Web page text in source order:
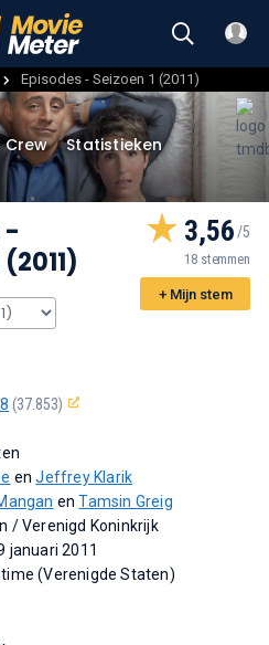
Episodes - Seizoen 1 (2011)
Crew Statistieken
-
3,56
18 stemmen
+ Mijn stem
(37.853)
enJeffrey Klarik
enTamsin Greig
/ Verenigd Koninkrijk
januari 2011
(Verenigde Staten)